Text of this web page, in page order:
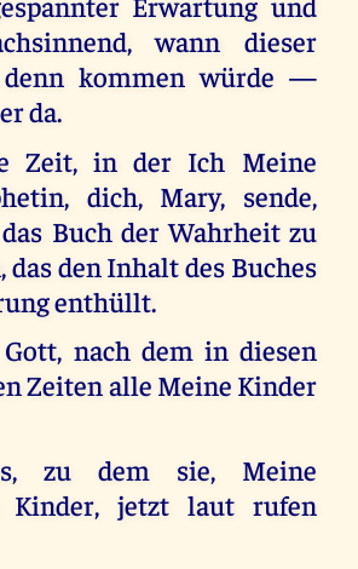
wann dieser
denn kommen würde —
da.
Zeit, in der Ich Meine
dich, Mary, sende,
Buch der Wahrheit zu
den Inhalt des Buches
enthüllt.
nach dem in diesen
Zeiten alle Meine Kinder
zu dem sie, Meine
Kinder, jetzt laut rufen